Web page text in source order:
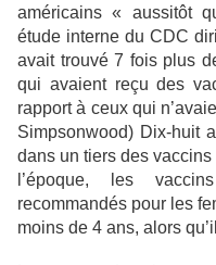
américains « aussitôt
étude interne du CDC
avait trouvé 7 fois plus
qui avaient reçu des
rapport à ceux qui
Simpsonwood) Dix-huit
dans un tiers des
l’époque, les
recommandés pour les
moins de 4 ans, alors